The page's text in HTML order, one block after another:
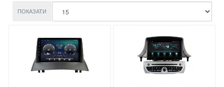
ПОКАЗАТИ